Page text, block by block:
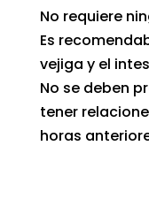
No requiere
Es
vejiga y el
No se deben
tener
horas